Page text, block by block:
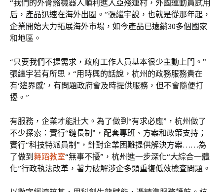
“我們的外骨骼機器人順利進入亞殘運村，外國運動員試用
后，產品迅速在海外出圈。”張繼宇說，也就是從那年起，
企業開始大力拓展海外市場，如今產品已遠銷30多個國家
和地區。
“只要我們不提需求，政府工作人員基本很少主動上門。”
張繼宇若有所思，“用時興的話說，杭州的政務服務貴在
有‘邊界感’，有問題政府會及時提供服務，但不會隨便打
擾。”
有服務，企業才能壯大。為了做到“有求必應”，杭州做了
不少探索：實行“鏈長制”，配套專班、方案和政策支持；
實行“科技特派員制”，針對企業困難提供解決方案……為
了做到 舞蹈教室“無事不擾”，杭州進一步深化“大綜合一體
化”行政執法改革，著力破解涉企多頭重復低效檢查問題。